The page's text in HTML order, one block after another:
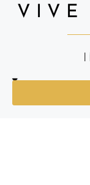
VIVE